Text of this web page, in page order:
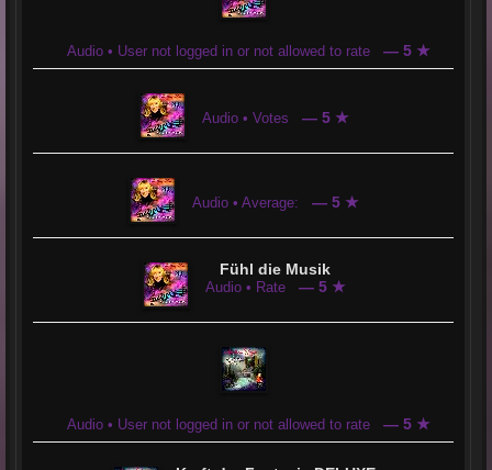
Audio • User not logged in or not allowed to rate — 5 ★
Audio • Votes — 5 ★
Audio • Average: — 5 ★
Fühl die Musik
Audio • Rate — 5 ★
Audio • User not logged in or not allowed to rate — 5 ★